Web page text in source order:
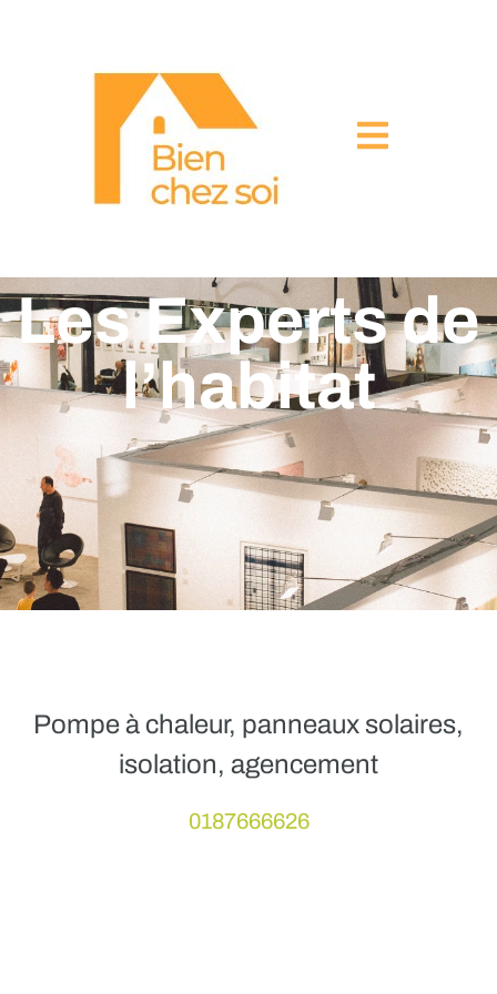
Les Experts de
l’habitat
Pompe à chaleur, panneaux solaires,
isolation, agencement
0187666626